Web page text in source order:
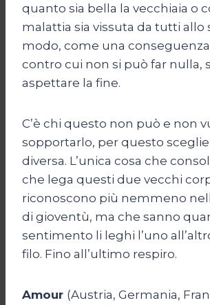
quanto sia bella la vecchiaia o
malattia sia vissuta da tutti allo
modo, come una
contro cui non si può far nulla,
aspettare la fine.
C’è chi questo non può e non
sopportarlo, per questo
diversa. L’unica cosa che
che lega questi due vecchi
riconoscono più nemmeno
di gioventù, ma che sanno
sentimento li leghi l’uno
filo. Fino all’ultimo respiro.
Amour (Austria, Germania,